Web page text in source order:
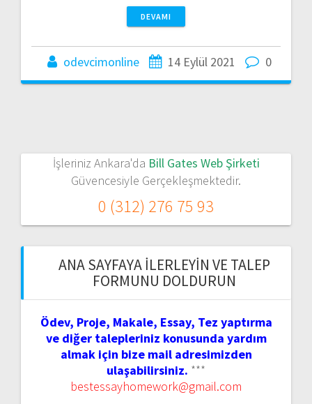
DEVAMI
odevcimonline 14 Eylül 2021 0
İşleriniz Ankara'da Bill Gates Web Şirketi
Güvencesiyle Gerçekleşmektedir.
0 (312) 276 75 93
ANA SAYFAYA İLERLEYIN VE TALEP
FORMUNU DOLDURUN
Ödev, Proje, Makale, Essay, Tez yaptırma
ve diğer talepleriniz konusunda yardım
almak için bize mail adresimizden
ulaşabilirsiniz. ***
bestessayhomework@gmail.com